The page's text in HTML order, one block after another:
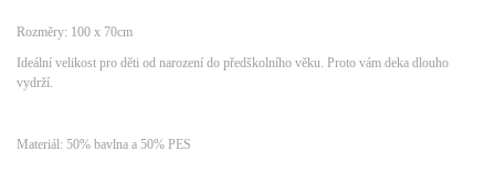
Rozměry: 100 x 70cm
Ideální velikost pro děti od narození do předškolního věku. Proto vám deka dlouho
vydrží.
Materiál: 50% bavlna a 50% PES